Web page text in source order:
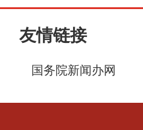
友情链接
国务院新闻办网